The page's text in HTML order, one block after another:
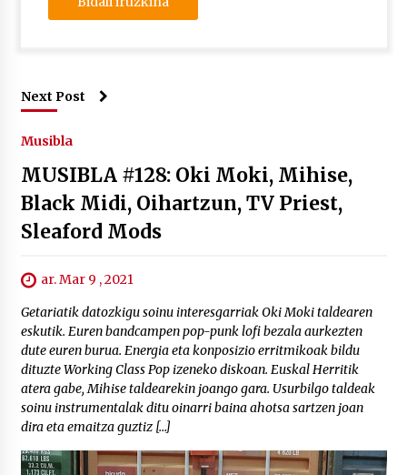
Next Post
Musibla
MUSIBLA #128: Oki Moki, Mihise,
Black Midi, Oihartzun, TV Priest,
Sleaford Mods
ar. Mar 9 , 2021
Getariatik datozkigu soinu interesgarriak Oki Moki taldearen
eskutik. Euren bandcampen pop-punk lofi bezala aurkezten
dute euren burua. Energia eta konposizio erritmikoak bildu
dituzte Working Class Pop izeneko diskoan. Euskal Herritik
atera gabe, Mihise taldearekin joango gara. Usurbilgo taldeak
soinu instrumentalak ditu oinarri baina ahotsa sartzen joan
dira eta emaitza guztiz […]